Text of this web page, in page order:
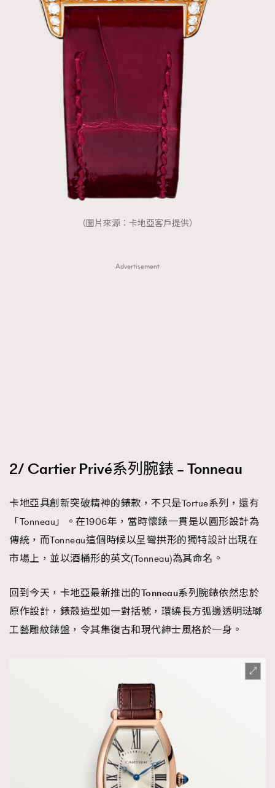
TRENDING
AFrenchMind
DressLikeAParisienne
EmpowerF
FashionWeek FigaroAesthetic
（圖片來源：卡地亞客戶提供）
Advertisement
2/ Cartier Privé系列腕錶 – Tonneau
卡地亞具創新突破精神的錶款，不只是Tortue系列，還有
「Tonneau」。在1906年，當時懷錶一貫是以圓形設計為
傳統，而Tonneau這個時候以呈彎拱形的獨特設計出現在
市場上，並以酒桶形的英文(Tonneau)為其命名。
回到今天，卡地亞最新推出的Tonneau系列腕錶依然忠於
原作設計，錶殼造型如一對括號，環繞長方弧邊透明琺瑯
工藝雕紋錶盤，令其集復古和現代紳士風格於一身。